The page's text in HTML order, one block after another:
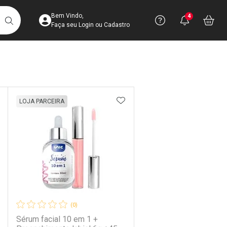
BUSCARAcesse sua Conta
Bem Vindo,
Faça seu Login ou Cadastro
Precisa
Ver Recursos
Você
4
AOS FAVORITOS
(0)
Sérum facial 10 em 1 +
LOJA PARCEIRA ADICIONAR AOS